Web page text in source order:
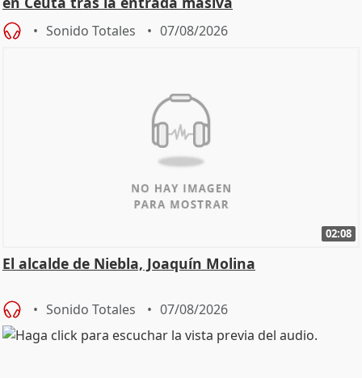
Sonido Totales 07/08/2026
02:08
El alcalde de Niebla, Joaquín Molina
Sonido Totales 07/08/2026